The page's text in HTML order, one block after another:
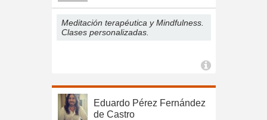
Meditación terapéutica y Mindfulness.
Clases personalizadas.
Eduardo Pérez Fernández
de Castro